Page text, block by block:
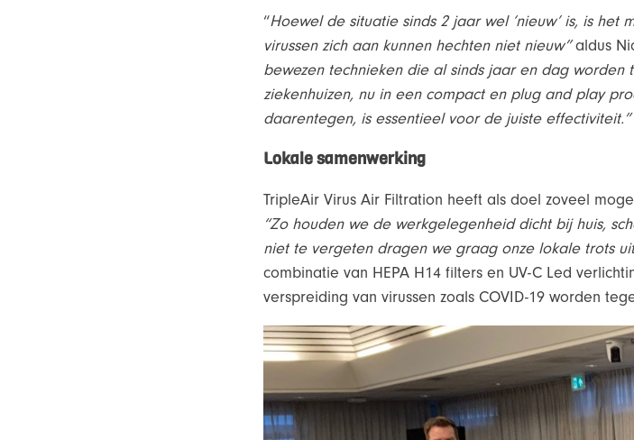
“Hoewel de situatie sinds 2 jaar wel ‘nieuw’ is, is het
virussen zich aan kunnen hechten niet nieuw”aldus
bewezen technieken die al sinds jaar en dag
ziekenhuizen, nu in een compact en plug and play
daarentegen, is essentieel voor de juiste effectiviteit.”
Lokale samenwerking
TripleAir Virus Air Filtration heeft als doel zoveel
“Zo houden we de werkgelegenheid dicht bij huis,
niet te vergeten dragen we graag onze lokale trots
combinatie van HEPA H14 filters en UV-C Led
verspreiding van virussen zoals COVID-19 worden